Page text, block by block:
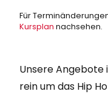
Unsere
rein um das Hip
Für
Kursplan nachsehen.